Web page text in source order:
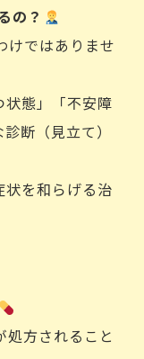
の？
けではありませ
態」「不安障
断（見立て）
を和らげる治
処方されること